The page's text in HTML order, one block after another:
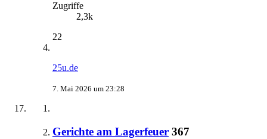
Zugriffe
2,3k
22
25u.de
7. Mai 2026 um 23:28
Gerichte am Lagerfeuer 367